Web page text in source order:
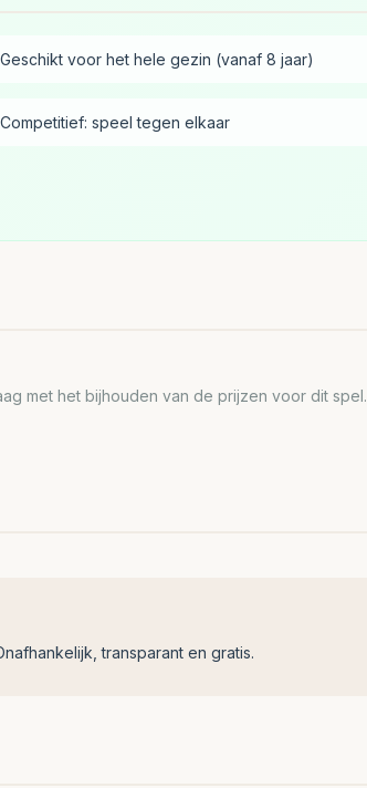
Geschikt voor het hele gezin (vanaf 8 jaar)
Competitief: speel tegen elkaar
met het bijhouden van de prijzen voor dit spel.
transparant en gratis.